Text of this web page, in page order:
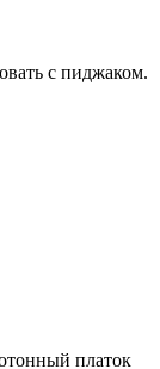
с пиджаком.
платок